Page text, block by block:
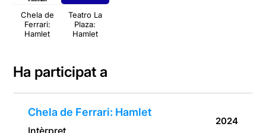
Chela de
Ferrari:
Hamlet
Teatro La
Plaza:
Hamlet
Ha participat a
Chela de Ferrari: Hamlet
2024